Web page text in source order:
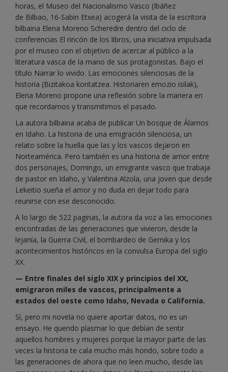
horas, el Museo del Nacionalismo Vasco (Ibáñez
de Bilbao, 16-Sabin Etxea) acogerá la visita de la escritora
bilbaina Elena Moreno Scheredre dentro del ciclo de
conferencias El rincón de los libros, una iniciativa impulsada
por el museo con el objetivo de acercar al público a la
literatura vasca de la mano de sus protagonistas. Bajo el
título Narrar lo vivido. Las emociones silenciosas de la
historia (Bizitakoa kontatzea. Historiaren emozio isilak),
Elena Moreno propone una reflexión sobre la manera en
que recordamos y transmitimos el pasado.
La autora bilbaina acaba de publicar Un bosque de Álamos
en Idaho. La historia de una emigración silenciosa, un
relato sobre la huella que las y los vascos dejaron en
Norteamérica. Pero también es una historia de amor entre
dos personajes, Domingo, un emigrante vasco que trabaja
de pastor en Idaho, y Valentina Alzola, una joven que desde
Lekeitio sueña el amor y no duda en dejar todo para
reunirse con ese desconocido.
A lo largo de 522 paginas, la autora da voz a las emociones
encontradas de las generaciones que vivieron, desde la
lejanía, la Guerra Civil, el bombardeo de Gernika y los
acontecimientos históricos en la convulsa Europa del siglo
XX.
— Entre finales del siglo XIX y principios del XX,
emigraron miles de vascos, principalmente a
estados del oeste como Idaho, Nevada o California.
Sí, pero mi novela no quiere aportar datos, no es un
ensayo. He querido plasmar lo que debían de sentir
aquellos hombres y mujeres porque la mayor parte de las
veces la historia te cala mucho más hondo, sobre todo a
las generaciones de ahora que no leen mucho, desde las